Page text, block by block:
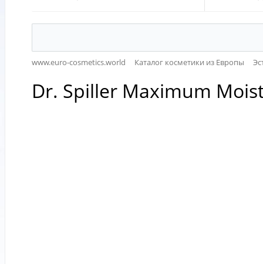
www.euro-cosmetics.world Каталог косметики из Европы
Dr. Spiller Maximum